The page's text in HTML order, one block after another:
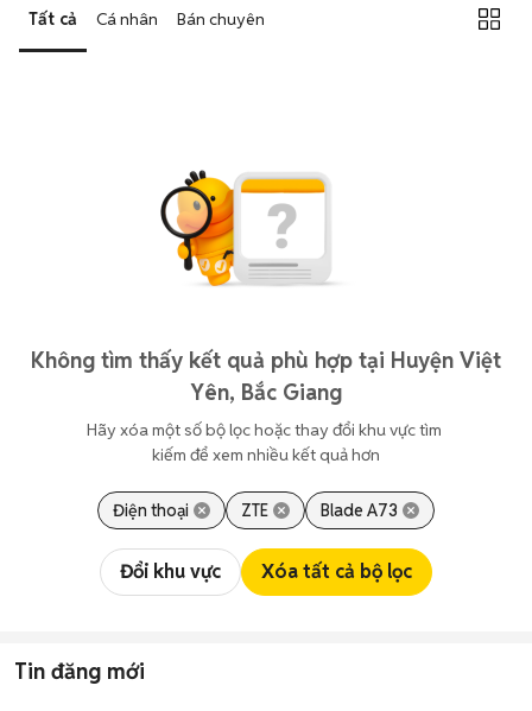
Tất cả Cá nhân Bán chuyên
Không tìm thấy kết quả phù hợp tại Huyện Việt
Yên, Bắc Giang
Hãy xóa một số bộ lọc hoặc thay đổi khu vực tìm
kiếm để xem nhiều kết quả hơn
Điện thoại ZTE Blade A73
Đổi khu vực Xóa tất cả bộ lọc
Tin đăng mới